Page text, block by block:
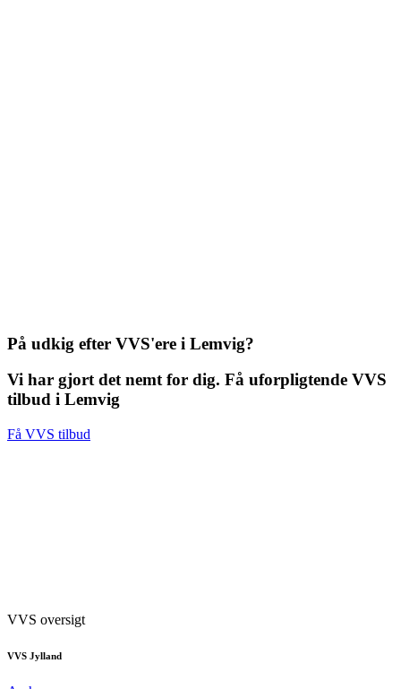
På udkig efter VVS'ere i Lemvig?
Vi har gjort det nemt for dig. Få uforpligtende VVS
tilbud i Lemvig
Få VVS tilbud
VVS oversigt
VVS Jylland